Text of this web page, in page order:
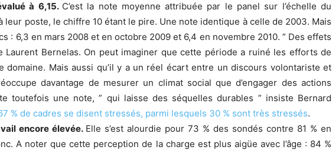
à 6,15. C’est la note moyenne attribuée par le panel sur l’échelle du
leur poste, le chiffre 10 étant le pire. Une note identique à celle de 2003. Mais
: 6,3 en mars 2008 et en octobre 2009 et 6,4 en novembre 2010. ” Des effets
Laurent Bernelas. On peut imaginer que cette période a ruiné les efforts de
domaine. Mais aussi qu’il y a un réel écart entre un discours volontariste et
davantage de mesurer un climat social que d’engager des actions
toutefois une note, ” qui laisse des séquelles durables ” insiste Bernard
% de cadres se disent stressés, parmi lesquels 30 % sont très stressés.
encore élevée. Elle s’est alourdie pour 73 % des sondés contre 81 % en
A noter que cette perception de la charge est plus aigüe avec l’âge : 84 %